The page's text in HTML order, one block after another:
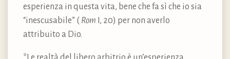
esperienza in questa vita, bene che fa sì che io sia
“inescusabile” ( Rom I, 20) per non averlo
attribuito a Dio.